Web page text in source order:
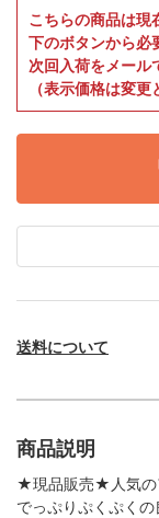
こちらの商品は現
下のボタンから必
次回入荷をメール
（表示価格は変更
送料について
商品説明
★現品販売★人気の
でっぷりぷくぷく